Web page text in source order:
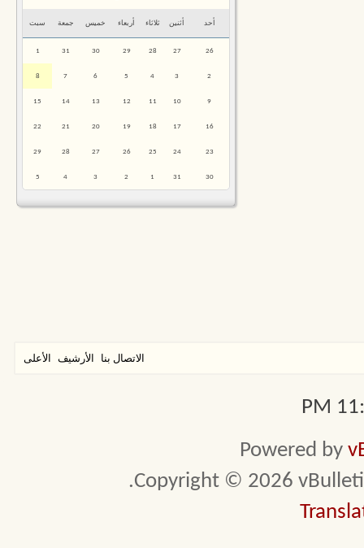
أحد أثنين ثلاثاء أربعاء خميس جمعة سبت
26
27
28
29
30
31
1
2
3
4
5
6
7
8
9
10
11
12
13
14
15
16
17
18
19
20
21
22
23
24
25
26
27
28
29
30
31
1
2
3
4
5
الاتصال بنا الأرشيف الأعلى
Powered by
Copyright © 2026